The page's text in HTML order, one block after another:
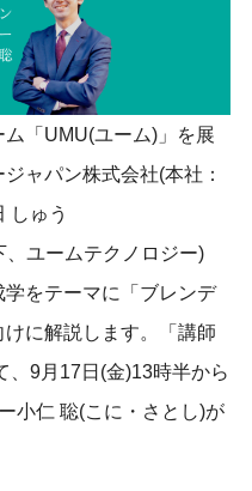
「UMU(ユーム)」を展
ャパン株式会社(本社：
しゅう
ユームテクノロジー)
をテーマに「ブレンデ
に解説します。「講師
、9月17日(金)13時半から
小仁 聡(こに・さとし)が